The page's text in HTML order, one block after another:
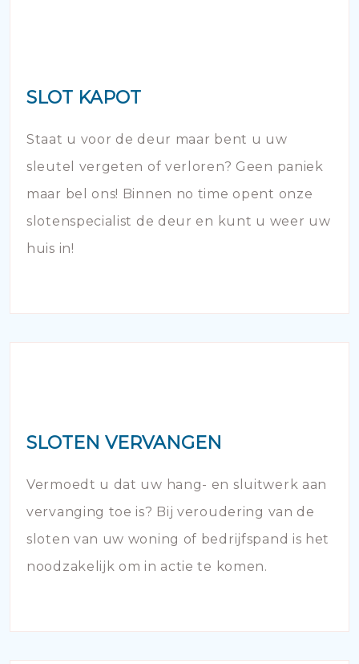
SLOT KAPOT
Staat u voor de deur maar bent u uw
sleutel vergeten of verloren? Geen paniek
maar bel ons! Binnen no time opent onze
slotenspecialist de deur en kunt u weer uw
huis in!
SLOTEN VERVANGEN
Vermoedt u dat uw hang- en sluitwerk aan
vervanging toe is? Bij veroudering van de
sloten van uw woning of bedrijfspand is het
noodzakelijk om in actie te komen.